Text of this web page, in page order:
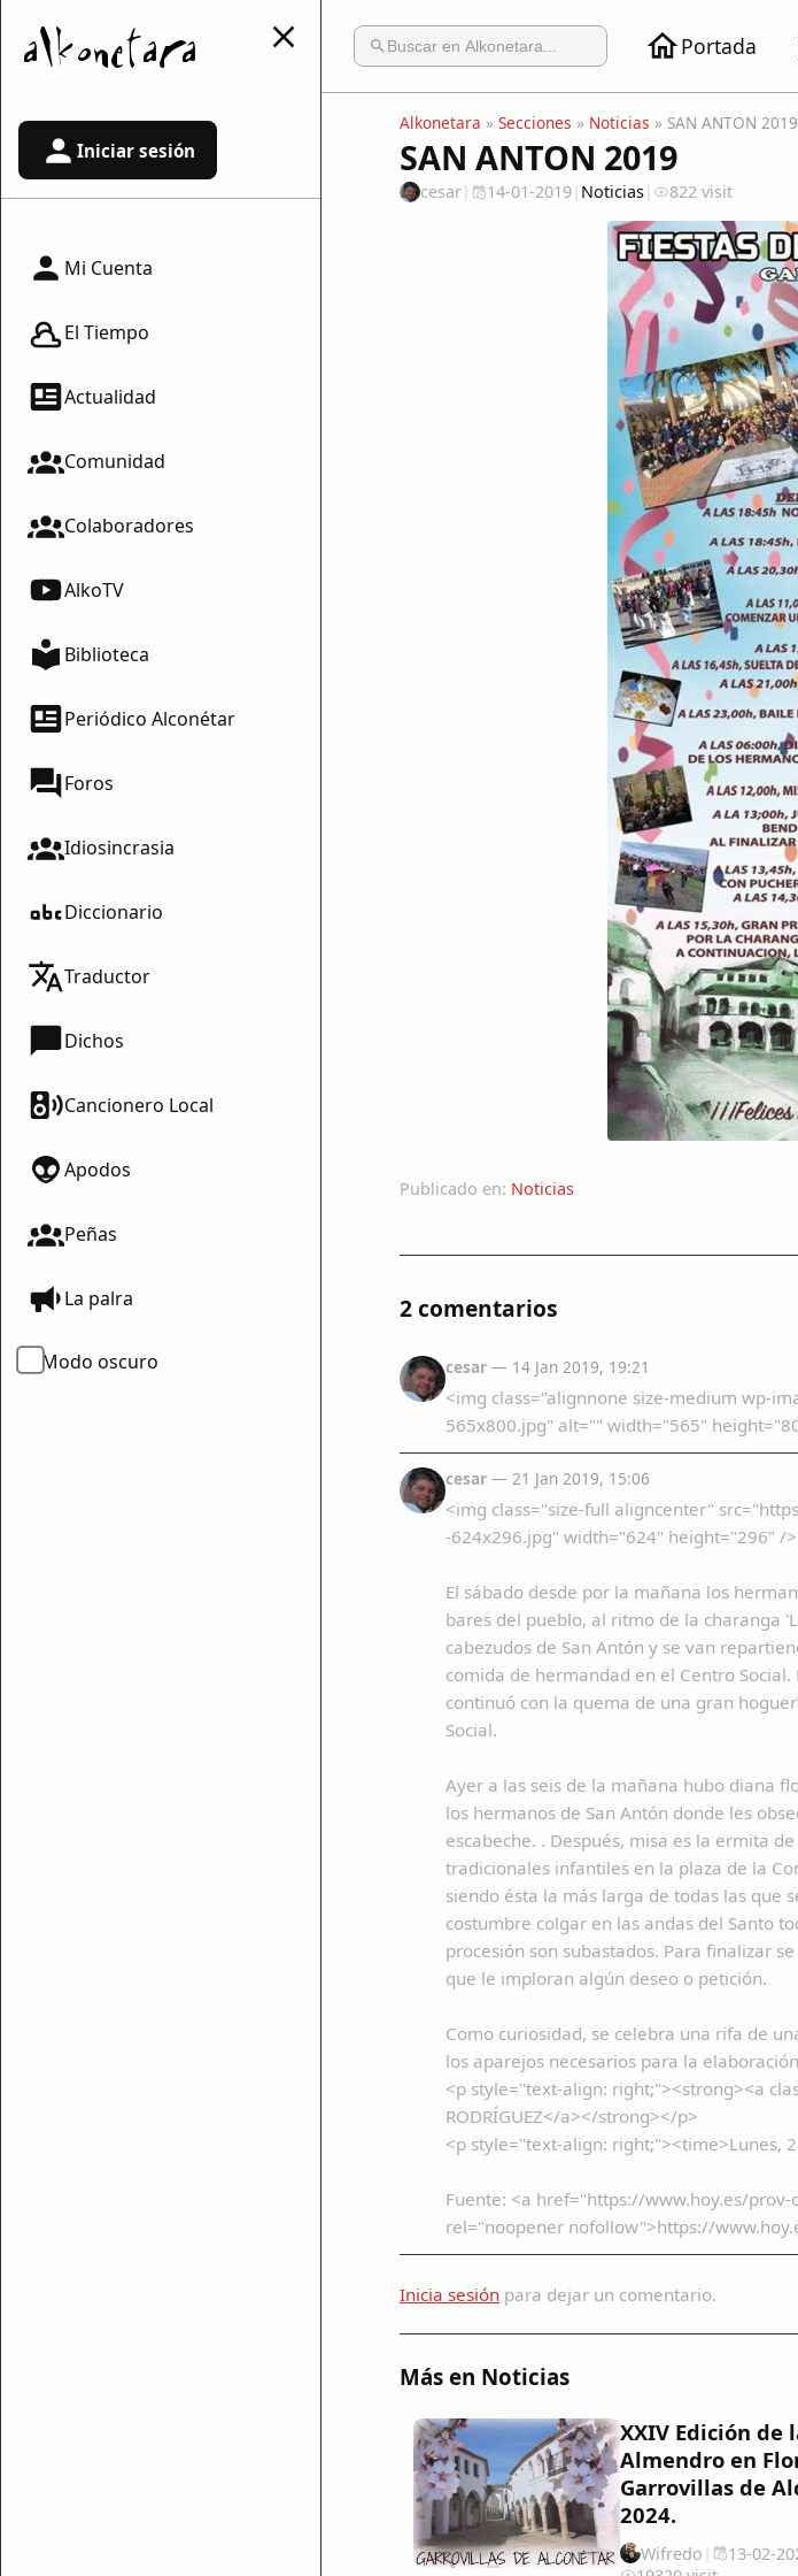
Portada
Iniciar sesión
Mi Cuenta
El Tiempo
Actualidad
Comunidad
Colaboradores
AlkoTV
Biblioteca
Periódico Alconétar
Foros
Idiosincrasia
Diccionario
Traductor
Dichos
Cancionero Local
Apodos
Peñas
La palra
Modo oscuro
Alkonetara » Secciones » Noticias » SAN ANTON 2019
SAN ANTON 2019
cesar| 14-01-2019| Noticias| 822 visit
Publicado en: Noticias
2 comentarios
cesar — 14 Jan 2019, 19:21
<img class="alignnone size-medium wp-
565x800.jpg" alt="" width="565"
cesar — 21 Jan 2019, 15:06
<img class="size-full aligncenter"
-624x296.jpg" width="624" height="296" />
El sábado desde por la mañana los
bares del pueblo, al ritmo de la charanga
cabezudos de San Antón y se van
comida de hermandad en el Centro
continuó con la quema de una gran
Social.
Ayer a las seis de la mañana hubo diana
los hermanos de San Antón donde les
escabeche. . Después, misa es la ermita
tradicionales infantiles en la plaza de la
siendo ésta la más larga de todas las que
costumbre colgar en las andas del Santo
procesión son subastados. Para finalizar
que le imploran algún deseo o petición.
Como curiosidad, se celebra una rifa de
los aparejos necesarios para la
<p style="text-align: right;"><strong><a
RODRÍGUEZ</a></strong></p>
<p style="text-align: right;"><time>Lunes,
Fuente: <a href="https://www.hoy.es/
rel="noopener nofollow">https://
Inicia sesión para dejar un comentario.
Más en Noticias
XXIV Edición de
Almendro en
Garrovillas de
2024.
Wifredo | 13-02-